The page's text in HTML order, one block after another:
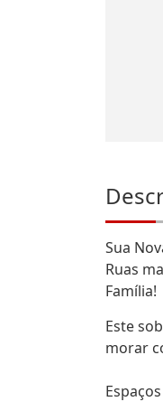
Sua
Ruas
Família!
Este
morar